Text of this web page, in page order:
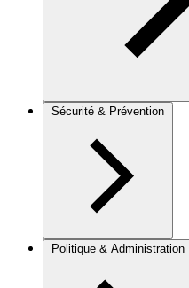
Sécurité & Prévention
Politique & Administration